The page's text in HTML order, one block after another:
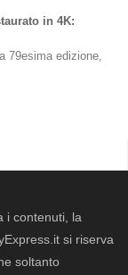
in 4K:
79esima edizione,
i contenuti, la
si riserva
soltanto